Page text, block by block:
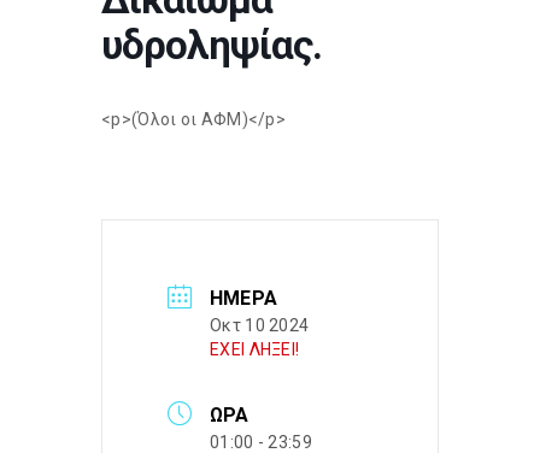
υδροληψίας.
<p>(Όλοι οι ΑΦΜ)</p>
ΗΜΈΡΑ
Οκτ 10 2024
ΕΧΕΙ ΛΗΞΕΙ!
ΏΡΑ
01:00 - 23:59